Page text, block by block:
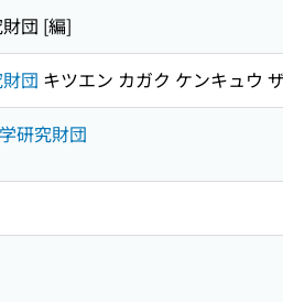
団 [編]
団 キツエン カガク ケンキュウ
研究財団